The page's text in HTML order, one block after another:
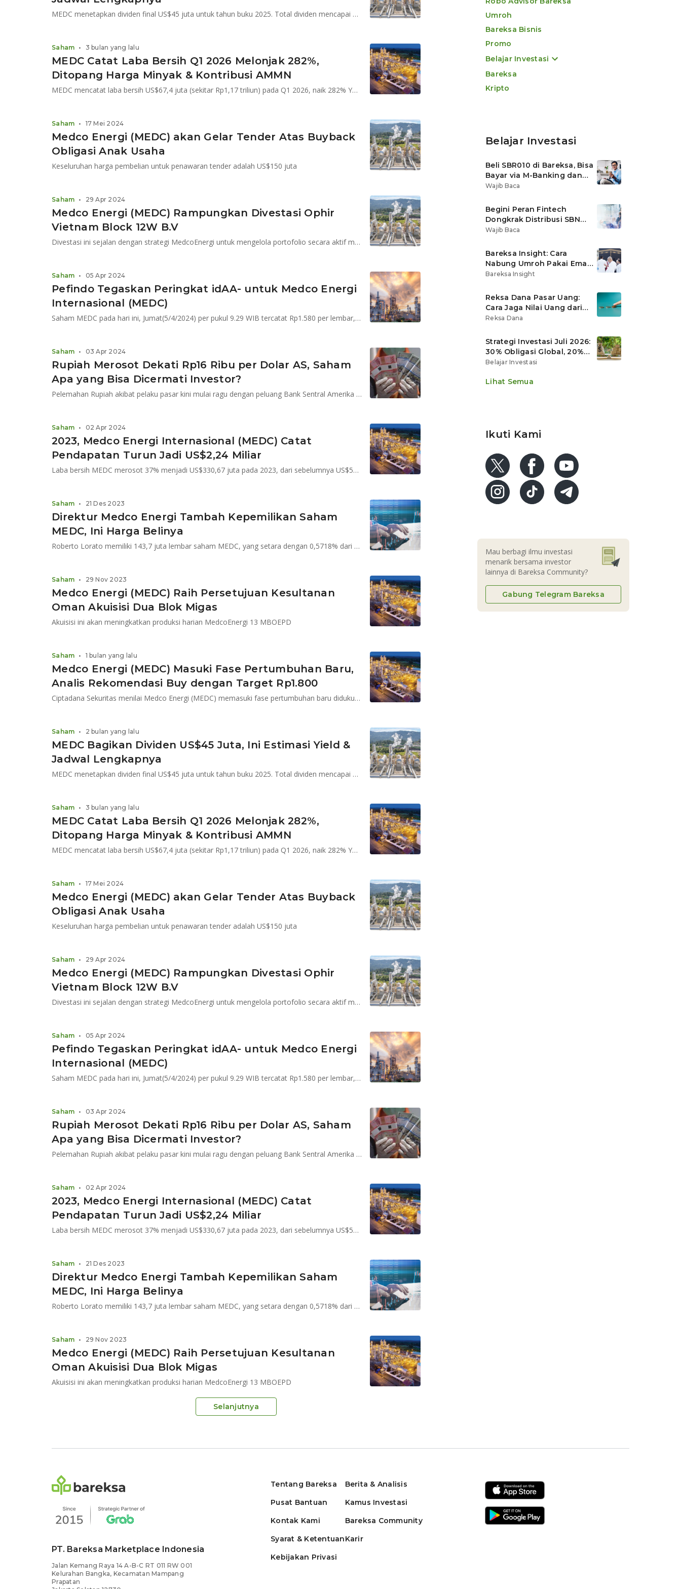
MEDC menetapkan dividen final US$45 juta untuk tahun buku 2025. Total dividen mencapai US$87 juta dengan estimasi dividend yield sekitar 4,5%.
MEDC Catat Laba Bersih Q1 2026 Melonjak 282%,
Ditopang Harga Minyak & Kontribusi AMMN
MEDC mencatat laba bersih US$67,4 juta (sekitar Rp1,17 triliun) pada Q1 2026, naik 282% YoY. Kinerja didorong harga minyak, produksi naik, dan kontribusi AMMN.
Saham • 3 bulan yang lalu
Medco Energi (MEDC) akan Gelar Tender Atas Buyback
Obligasi Anak Usaha
Keseluruhan harga pembelian untuk penawaran tender adalah US$150 juta
Saham • 17 Mei 2024
Medco Energi (MEDC) Rampungkan Divestasi Ophir
Vietnam Block 12W B.V
Divestasi ini sejalan dengan strategi MedcoEnergi untuk mengelola portofolio secara aktif melalui akuisisi dan divestasi
Saham • 29 Apr 2024
Pefindo Tegaskan Peringkat idAA- untuk Medco Energi
Internasional (MEDC)
Saham MEDC pada hari ini, Jumat(5/4/2024) per pukul 9.29 WIB tercatat Rp1.580 per lembar, naik 1,28%
Saham • 05 Apr 2024
Rupiah Merosot Dekati Rp16 Ribu per Dolar AS, Saham
Apa yang Bisa Dicermati Investor?
Pelemahan Rupiah akibat pelaku pasar kini mulai ragu dengan peluang Bank Sentral Amerika Serikat memangkas suku bunga acuannya pada Juni 2024
Saham • 03 Apr 2024
2023, Medco Energi Internasional (MEDC) Catat
Pendapatan Turun Jadi US$2,24 Miliar
Laba bersih MEDC merosot 37% menjadi US$330,67 juta pada 2023, dari sebelumnya US$530,88 juta di 2022.
Saham • 02 Apr 2024
Direktur Medco Energi Tambah Kepemilikan Saham
MEDC, Ini Harga Belinya
Roberto Lorato memiliki 143,7 juta lembar saham MEDC, yang setara dengan 0,5718% dari saham perusahaan
Saham • 21 Des 2023
Medco Energi (MEDC) Raih Persetujuan Kesultanan
Oman Akuisisi Dua Blok Migas
Akuisisi ini akan meningkatkan produksi harian MedcoEnergi 13 MBOEPD
Saham • 29 Nov 2023
Medco Energi (MEDC) Masuki Fase Pertumbuhan Baru,
Analis Rekomendasi Buy dengan Target Rp1.800
Ciptadana Sekuritas menilai Medco Energi (MEDC) memasuki fase pertumbuhan baru didukung kenaikan produksi migas dan kontribusi AMMN. Simak rekomendasi Buy dan target harga Rp1.800.
Saham • 1 bulan yang lalu
MEDC Bagikan Dividen US$45 Juta, Ini Estimasi Yield &
Jadwal Lengkapnya
MEDC menetapkan dividen final US$45 juta untuk tahun buku 2025. Total dividen mencapai US$87 juta dengan estimasi dividend yield sekitar 4,5%.
Saham • 2 bulan yang lalu
MEDC Catat Laba Bersih Q1 2026 Melonjak 282%,
Ditopang Harga Minyak & Kontribusi AMMN
MEDC mencatat laba bersih US$67,4 juta (sekitar Rp1,17 triliun) pada Q1 2026, naik 282% YoY. Kinerja didorong harga minyak, produksi naik, dan kontribusi AMMN.
Saham • 3 bulan yang lalu
Medco Energi (MEDC) akan Gelar Tender Atas Buyback
Obligasi Anak Usaha
Keseluruhan harga pembelian untuk penawaran tender adalah US$150 juta
Saham • 17 Mei 2024
Medco Energi (MEDC) Rampungkan Divestasi Ophir
Vietnam Block 12W B.V
Divestasi ini sejalan dengan strategi MedcoEnergi untuk mengelola portofolio secara aktif melalui akuisisi dan divestasi
Saham • 29 Apr 2024
Pefindo Tegaskan Peringkat idAA- untuk Medco Energi
Internasional (MEDC)
Saham MEDC pada hari ini, Jumat(5/4/2024) per pukul 9.29 WIB tercatat Rp1.580 per lembar, naik 1,28%
Saham • 05 Apr 2024
Rupiah Merosot Dekati Rp16 Ribu per Dolar AS, Saham
Apa yang Bisa Dicermati Investor?
Pelemahan Rupiah akibat pelaku pasar kini mulai ragu dengan peluang Bank Sentral Amerika Serikat memangkas suku bunga acuannya pada Juni 2024
Saham • 03 Apr 2024
2023, Medco Energi Internasional (MEDC) Catat
Pendapatan Turun Jadi US$2,24 Miliar
Laba bersih MEDC merosot 37% menjadi US$330,67 juta pada 2023, dari sebelumnya US$530,88 juta di 2022.
Saham • 02 Apr 2024
Direktur Medco Energi Tambah Kepemilikan Saham
MEDC, Ini Harga Belinya
Roberto Lorato memiliki 143,7 juta lembar saham MEDC, yang setara dengan 0,5718% dari saham perusahaan
Saham • 21 Des 2023
Medco Energi (MEDC) Raih Persetujuan Kesultanan
Oman Akuisisi Dua Blok Migas
Akuisisi ini akan meningkatkan produksi harian MedcoEnergi 13 MBOEPD
Saham • 29 Nov 2023
Selanjutnya
Umroh
Bareksa Bisnis
Promo
Belajar Investasi
Bareksa
Kripto
Belajar Investasi
Beli SBR010 di Bareksa, Bisa
Bayar via M-Banking dan
OVO di Tokopedia
Wajib Baca
Begini Peran Fintech
Dongkrak Distribusi SBN
Ritel
Wajib Baca
Bareksa Insight: Cara
Nabung Umroh Pakai Emas
Digital agar Nilainya
Bareksa Insight
Reksa Dana Pasar Uang:
Cara Jaga Nilai Uang dari
Gerusan Inflasi
Reksa Dana
Strategi Investasi Juli 2026:
30% Obligasi Global, 20%
Emas, Saham Ekspor Jadi
Belajar Investasi
Lihat Semua
Ikuti Kami
Mau berbagi ilmu investasi
menarik bersama investor
lainnya di Bareksa Community?
Gabung Telegram Bareksa
PT. Bareksa Marketplace Indonesia
Jalan Kemang Raya 14 A-B-C RT 011 RW 001
Kelurahan Bangka, Kecamatan Mampang
Prapatan
Tentang Bareksa
Pusat Bantuan
Kontak Kami
Syarat & Ketentuan
Kebijakan Privasi
Berita & Analisis
Kamus Investasi
Bareksa Community
Karir